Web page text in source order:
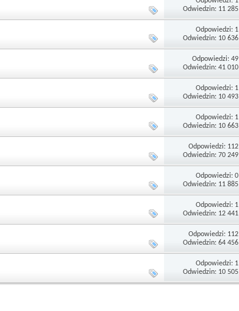
Odwiedzin: 11 285
Odpowiedzi: 1
Odwiedzin: 10 636
Odpowiedzi: 49
Odwiedzin: 41 010
Odpowiedzi: 1
Odwiedzin: 10 493
Odpowiedzi: 1
Odwiedzin: 10 663
Odpowiedzi: 112
Odwiedzin: 70 249
Odpowiedzi: 0
Odwiedzin: 11 885
Odpowiedzi: 1
Odwiedzin: 12 441
Odpowiedzi: 112
Odwiedzin: 64 456
Odpowiedzi: 1
Odwiedzin: 10 505